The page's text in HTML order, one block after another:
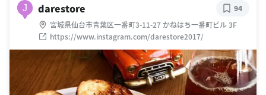
J darestore
宮城県仙台市青葉区一番町3-11-27 かねはち一番町ビル 3F
https://www.instagram.com/darestore2017/
94